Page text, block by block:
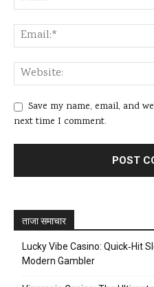
Save my name, email, and
next time I comment.
ताजा समाचार
Lucky Vibe Casino: Quick‑Hit
Modern Gambler